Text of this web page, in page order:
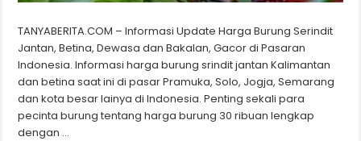
TANYABERITA.COM – Informasi Update Harga Burung Serindit
Jantan, Betina, Dewasa dan Bakalan, Gacor di Pasaran
Indonesia. Informasi harga burung srindit jantan Kalimantan
dan betina saat ini di pasar Pramuka, Solo, Jogja, Semarang
dan kota besar lainya di Indonesia. Penting sekali para
pecinta burung tentang harga burung 30 ribuan lengkap
dengan …